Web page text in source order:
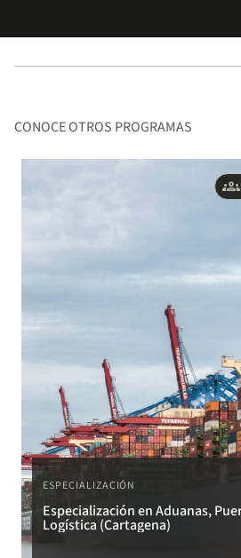
CONOCE OTROS PROGRAMAS
groups
ESPECIALIZACIÓN
Especialización en Aduanas,
Logística (Cartagena)